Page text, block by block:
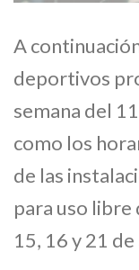
A
deportivos
semana del
como los
de las
para uso libre
15, 16 y 21